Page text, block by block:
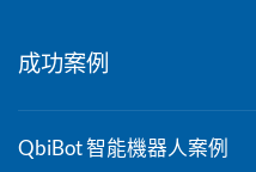
成功案例
QbiBot 智能機器人案例